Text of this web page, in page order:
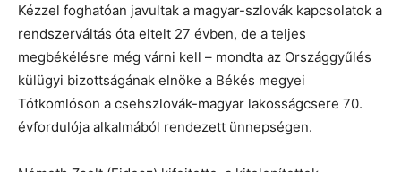
Kézzel foghatóan javultak a magyar-szlovák kapcsolatok a
rendszerváltás óta eltelt 27 évben, de a teljes
megbékélésre még várni kell – mondta az Országgyűlés
külügyi bizottságának elnöke a Békés megyei
Tótkomlóson a csehszlovák-magyar lakosságcsere 70.
évfordulója alkalmából rendezett ünnepségen.